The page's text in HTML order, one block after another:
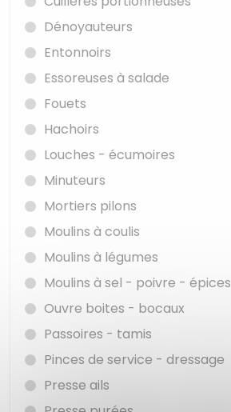
Dénoyauteurs
Entonnoirs
Essoreuses à salade
Fouets
Hachoirs
Louches - écumoires
Minuteurs
Mortiers pilons
Moulins à coulis
Moulins à légumes
Moulins à sel - poivre - épices
Ouvre boites - bocaux
Passoires - tamis
Pinces de service - dressage
Presse ails